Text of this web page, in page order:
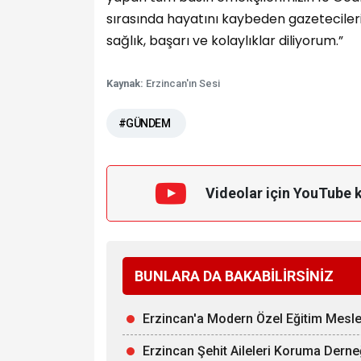
sırasında hayatını kaybeden
sağlık, başarı ve kolaylıklar diliyorum.”
Kaynak: Erzincan'ın Sesi
#GÜNDEM
Videolar için YouTube
BUNLARA DA BAKABİLİRSİNİZ
Erzincan'a Modern Özel Eğitim
Erzincan Şehit Aileleri Koruma